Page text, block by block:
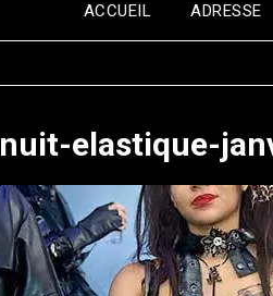
ACCUEIL ADRESSE
nuit-elastique-